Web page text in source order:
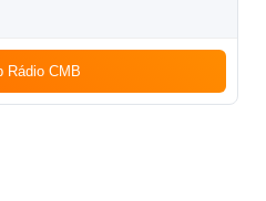
Rádio CMB